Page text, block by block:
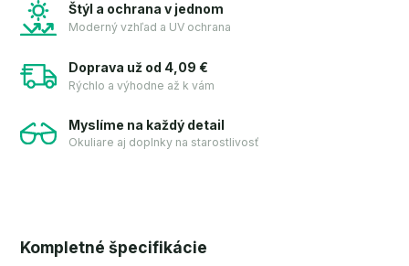
Štýl a ochrana v jednom
Moderný vzhľad a UV ochrana
Doprava už od 4,09 €
Rýchlo a výhodne až k vám
Myslíme na každý detail
Okuliare aj doplnky na starostlivosť
Kompletné špecifikácie